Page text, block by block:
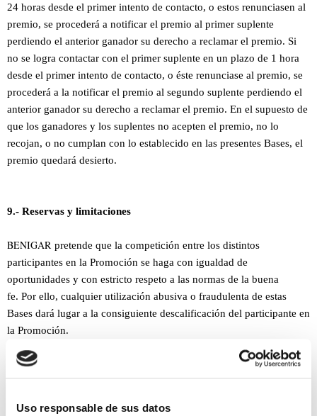
Uso responsable de sus datos
24 horas desde el primer intento de contacto, o estos renunciasen al
premio, se procederá a notificar el premio al primer suplente
perdiendo el anterior ganador su derecho a reclamar el premio. Si
no se logra contactar con el primer suplente en un plazo de 1 hora
desde el primer intento de contacto, o éste renunciase al premio, se
procederá a la notificar el premio al segundo suplente perdiendo el
anterior ganador su derecho a reclamar el premio. En el supuesto de
que los ganadores y los suplentes no acepten el premio, no lo
recojan, o no cumplan con lo establecido en las presentes Bases, el
premio quedará desierto.
9.- Reservas y limitaciones
BENIGAR pretende que la competición entre los distintos
participantes en la Promoción se haga con igualdad de
oportunidades y con estricto respeto a las normas de la buena
fe. Por ello, cualquier utilización abusiva o fraudulenta de estas
Bases dará lugar a la consiguiente descalificación del participante en
la Promoción.
Sin perjuicio de lo anterior, se entenderá, a título enunciativo pero
no limitativo, que se produce fraude, cuando se detecta el supuesto